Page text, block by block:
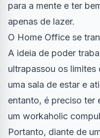
para a mente e ter
apenas de lazer.
O Home Office se
A ideia de poder
ultrapassou os
uma sala de estar e
entanto, é preciso ter
um workaholic
Portanto, diante de